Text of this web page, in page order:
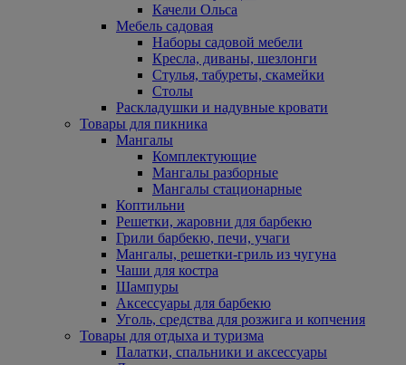
Качели Ольса
Мебель садовая
Наборы садовой мебели
Кресла, диваны, шезлонги
Стулья, табуреты, скамейки
Столы
Раскладушки и надувные кровати
Товары для пикника
Мангалы
Комплектующие
Мангалы разборные
Мангалы стационарные
Коптильни
Решетки, жаровни для барбекю
Грили барбекю, печи, учаги
Мангалы, решетки-гриль из чугуна
Чаши для костра
Шампуры
Аксессуары для барбекю
Уголь, средства для розжига и копчения
Товары для отдыха и туризма
Палатки, спальники и аксессуары